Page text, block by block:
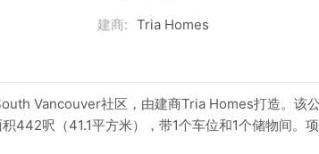
建商: Tria Homes
Vancouver社区，由建商Tria Homes打造。该
442呎（41.1平方米），带1个车位和1个储物间。